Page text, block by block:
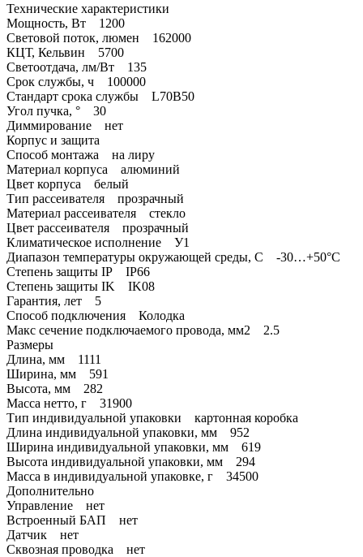
Технические характеристики
Мощность, Вт 1200
Световой поток, люмен 162000
КЦТ, Кельвин 5700
Светоотдача, лм/Вт 135
Срок службы, ч 100000
Стандарт срока службы L70B50
Угол пучка, ° 30
Диммирование нет
Корпус и защита
Способ монтажа на лиру
Материал корпуса алюминий
Цвет корпуса белый
Тип рассеивателя прозрачный
Материал рассеивателя стекло
Цвет рассеивателя прозрачный
Климатическое исполнение У1
Диапазон температуры окружающей среды, С -30…+50°C
Степень защиты IP IP66
Степень защиты IK IK08
Гарантия, лет 5
Способ подключения Колодка
Макс сечение подключаемого провода, мм2 2.5
Размеры
Длина, мм 1111
Ширина, мм 591
Высота, мм 282
Масса нетто, г 31900
Тип индивидуальной упаковки картонная коробка
Длина индивидуальной упаковки, мм 952
Ширина индивидуальной упаковки, мм 619
Высота индивидуальной упаковки, мм 294
Масса в индивидуальной упаковке, г 34500
Дополнительно
Управление нет
Встроенный БАП нет
Датчик нет
Сквозная проводка нет